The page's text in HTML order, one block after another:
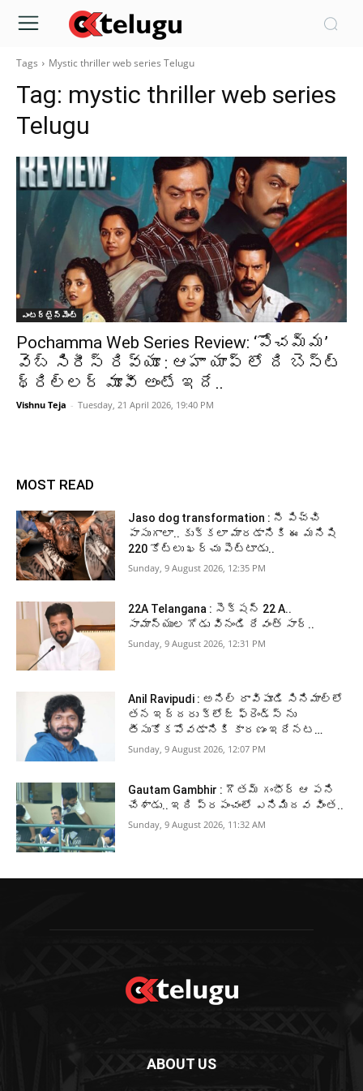
Tags Mystic thriller web series Telugu
Tag: mystic thriller web series
Telugu
ఎంటర్టైన్మెంట్
Pochamma Web Series Review: ‘పోచమ్మ’
వెబ్ సిరీస్ రివ్యూ : ఆహా యాప్ లో ది బెస్ట్
థ్రిల్లర్ మూవీ అంటే ఇదే..
Vishnu Teja - Tuesday, 21 April 2026, 19:40 PM
MOST READ
Jaso dog transformation : నీ పిచ్చి
పాసుగాలా.. కుక్కలా మారడానికి ఈ మనిషి
220 కోట్లు ఖర్చు పెట్టాడు..
Sunday, 9 August 2026, 12:35 PM
22A Telangana : సెక్షన్ 22 A..
సామాన్యుల గోడు వినండి రేవంత్ సార్..
Sunday, 9 August 2026, 12:31 PM
Anil Ravipudi : అనిల్ రావిపూడి సినిమాల్లో
తన ఇద్దరు క్లోజ్ ఫ్రెండ్స్ ను
తీసుకోకపోవడానికి కారణం ఇదేనట…
Sunday, 9 August 2026, 12:07 PM
Gautam Gambhir : గౌతమ్ గంభీర్ ఆ పని
చేశాడు.. ఇది ప్రపంచంలో ఎనిమిదవ వింత..
Sunday, 9 August 2026, 11:32 AM
ABOUT US